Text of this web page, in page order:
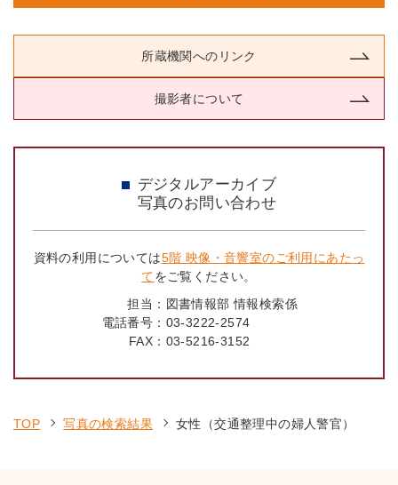
所蔵機関へのリンク
撮影者について
デジタルアーカイブ
写真のお問い合わせ
資料の利用については5階 映像・音響室のご利用にあたっ
てをご覧ください。
担当： 図書情報部 情報検索係
電話番号： 03-3222-2574
FAX： 03-5216-3152
TOP 写真の検索結果 女性（交通整理中の婦人警官）